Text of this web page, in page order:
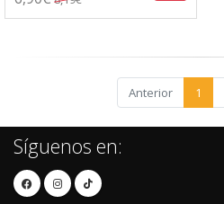
Anterior 1
Síguenos en: